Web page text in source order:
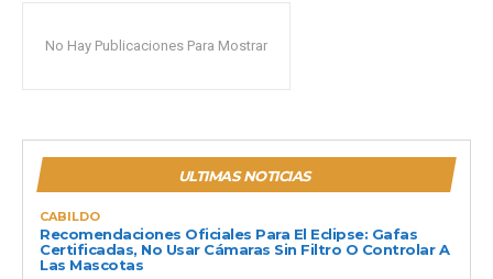
No Hay Publicaciones Para Mostrar
ULTIMAS NOTICIAS
CABILDO
Recomendaciones Oficiales Para El Eclipse: Gafas
Certificadas, No Usar Cámaras Sin Filtro O Controlar A
Las Mascotas